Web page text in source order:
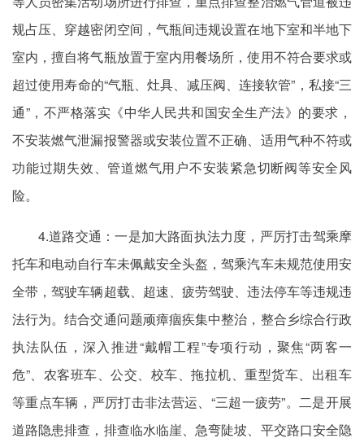
规占压、穿越密闭空间，气瓶间违规设置在地下室和半地下
室内，擅自将气瓶放置于室内用餐场所，使用不符合要求或
超过使用寿命的“气瓶、灶具、减压阀、连接软管”，私接“三
通”，不严格落实《中华人民共和国安全生产法》的要求，
不安装燃气泄漏报警器或安装位置不正确、适用气种不符或
功能过期失效、管道燃气用户不安装紧急切断阀等安全风
险。
4.道路交通：一是加大路面执法力度，严厉打击驾乘摩
托车和电动自行车未佩戴安全头盔，驾乘汽车未规范使用安
全带，驾驶车辆超载、超速、疲劳驾驶、违法停车等违规违
法行为。结合交通问题顽瘴痼疾集中整治，整合乡综合行政
执法队伍，深入推进“戴帽工程”专项行动，聚焦“两客一
危”、农客班车、公交、校车、拖拉机、重型货车、出租车
等重点车辆，严厉打击非法营运、“三超一疲劳”。二是开展
道路隐患排查，排查临水临崖、急弯陡坡、平交路口安全隐